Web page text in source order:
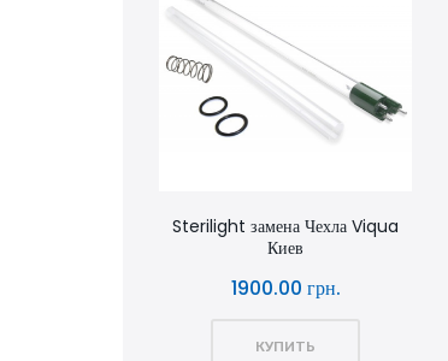
Sterilight замена Чехла Viqua
Киев
1900.00 грн.
КУПИТЬ